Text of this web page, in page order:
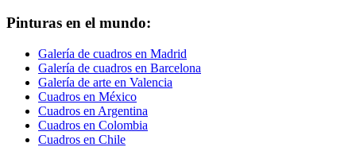
Pinturas en el mundo:
Galería de cuadros en Madrid
Galería de cuadros en Barcelona
Galería de arte en Valencia
Cuadros en México
Cuadros en Argentina
Cuadros en Colombia
Cuadros en Chile